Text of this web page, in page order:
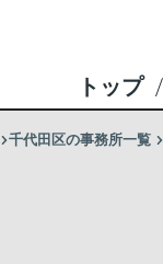
トップ
千代田区の事務所一覧